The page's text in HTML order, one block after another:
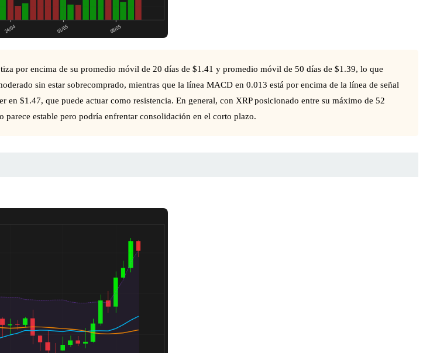
por encima de su promedio móvil de 20 días de $1.41 y promedio móvil de 50 días de $1.39, lo que
sin estar sobrecomprado, mientras que la línea MACD en 0.013 está por encima de la línea de señal
$1.47, que puede actuar como resistencia. En general, con XRP posicionado entre su máximo de 52
estable pero podría enfrentar consolidación en el corto plazo.